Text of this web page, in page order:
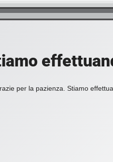
per la pazienza. Stiamo